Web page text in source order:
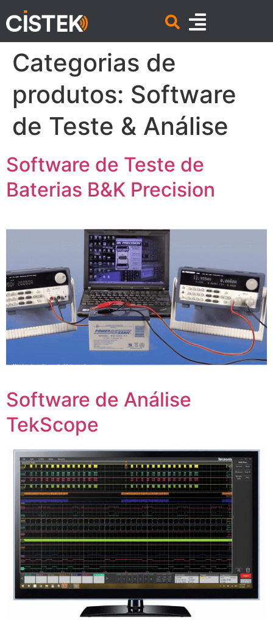
Categorias de
produtos: Software
de Teste & Análise
Software de Teste de
Baterias B&K Precision
Software de Análise
TekScope